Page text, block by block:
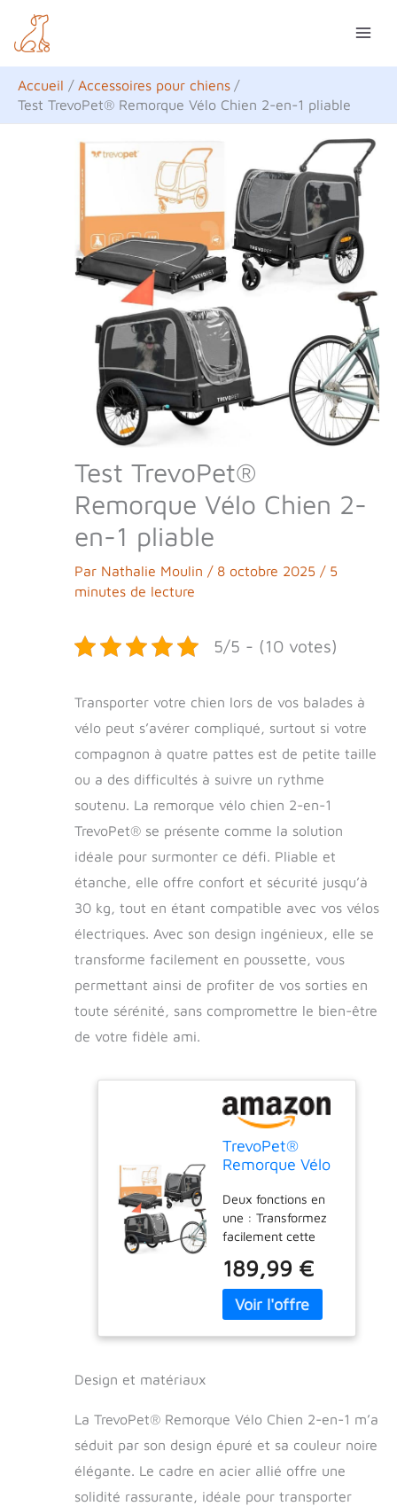
contenu
Accueil
Accessoires pour chiens
Test TrevoPet® Remorque Vélo Chien 2-en-1 pliable
Test TrevoPet®
Remorque Vélo Chien 2-
en-1 pliable
Par Nathalie Moulin / 8 octobre 2025 / 5
minutes de lecture
5/5 - (10 votes)
Transporter votre chien lors de vos balades à
vélo peut s’avérer compliqué, surtout si votre
compagnon à quatre pattes est de petite taille
ou a des difficultés à suivre un rythme
soutenu. La remorque vélo chien 2-en-1
TrevoPet® se présente comme la solution
idéale pour surmonter ce défi. Pliable et
étanche, elle offre confort et sécurité jusqu’à
30 kg, tout en étant compatible avec vos vélos
électriques. Avec son design ingénieux, elle se
transforme facilement en poussette, vous
permettant ainsi de profiter de vos sorties en
toute sérénité, sans compromettre le bien-être
de votre fidèle ami.
TrevoPet®
Remorque Vélo
Poussette et
Chariot Pliable
avec Coussin –
Carriole
étanche Jusqu’à
30 kg –
Compatible
avec vélos
Deux fonctions en
une : Transformez
facilement cette
poussette pour
chien. Idéal pour les
balades en ville ou
taille – jusqu’à 30
kg : Cabine
76x54x54 cm
offrant confort et
189,99 €
Design et matériaux
La TrevoPet® Remorque Vélo Chien 2-en-1 m’a
séduit par son design épuré et sa couleur noire
élégante. Le cadre en acier allié offre une
solidité rassurante, idéale pour transporter
e
c
h
e